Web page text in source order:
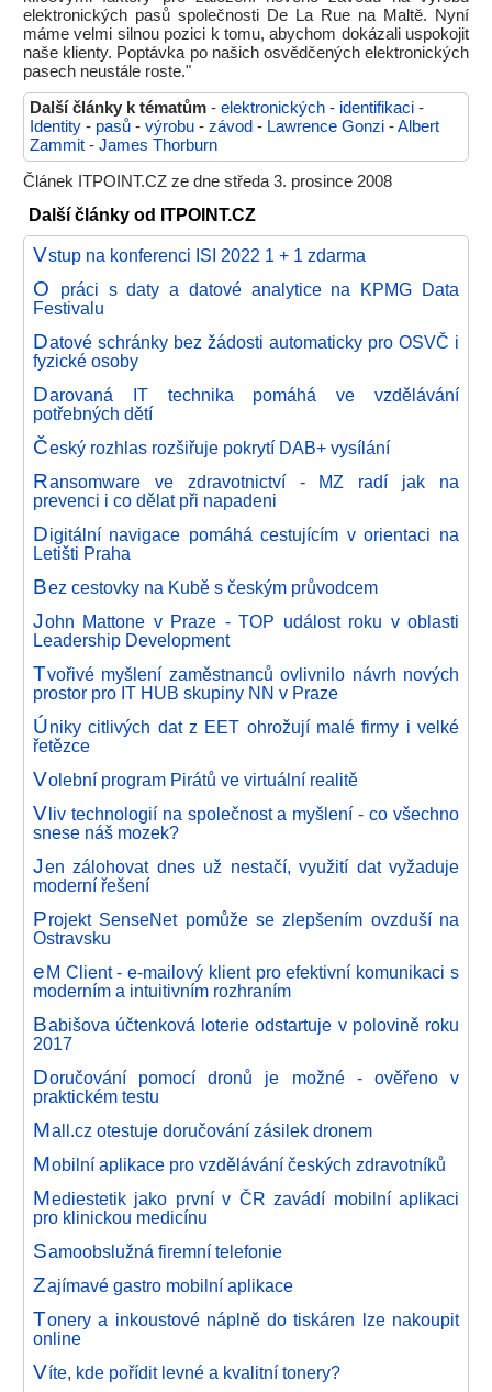
elektronických pasů společnosti De La Rue na Maltě. Nyní
máme velmi silnou pozici k tomu, abychom dokázali uspokojit
naše klienty. Poptávka po našich osvědčených elektronických
pasech neustále roste."
Další články k tématům - elektronických - identifikaci -
Identity - pasů - výrobu - závod - Lawrence Gonzi -Albert
Zammit - James Thorburn
Článek ITPOINT.CZ ze dne středa 3. prosince 2008
Další články od ITPOINT.CZ
Vstup na konferenci ISI 2022 1 + 1 zdarma
O
práci s daty a datové analytice na KPMG Data
Festivalu
Datové schránky bez žádosti automaticky pro OSVČ i
fyzické osoby
Darovaná IT technika pomáhá ve vzdělávání
potřebných dětí
Český rozhlas rozšiřuje pokrytí DAB+ vysílání
Ransomware ve zdravotnictví - MZ radí jak na
prevenci i co dělat při napadeni
Digitální navigace pomáhá cestujícím v orientaci na
Letišti Praha
Bez cestovky na Kubě s českým průvodcem
John Mattone v Praze - TOP událost roku v oblasti
Leadership Development
Tvořivé myšlení zaměstnanců ovlivnilo návrh nových
prostor pro IT HUB skupiny NN v Praze
Úniky citlivých dat z EET ohrožují malé firmy i velké
řetězce
Volební program Pirátů ve virtuální realitě
Vliv technologií na společnost a myšlení - co všechno
snese náš mozek?
Jen zálohovat dnes už nestačí, využití dat vyžaduje
moderní řešení
Projekt SenseNet pomůže se zlepšením ovzduší na
Ostravsku
eM Client - e-mailový klient pro efektivní komunikaci s
moderním a intuitivním rozhraním
Babišova účtenková loterie odstartuje v polovině roku
2017
Doručování pomocí dronů je možné - ověřeno v
praktickém testu
Mall.cz otestuje doručování zásilek dronem
Mobilní aplikace pro vzdělávání českých zdravotníků
Mediestetik jako první v ČR zavádí mobilní aplikaci
pro klinickou medicínu
Samoobslužná firemní telefonie
Zajímavé gastro mobilní aplikace
Tonery a inkoustové náplně do tiskáren lze nakoupit
online
Víte, kde pořídit levné a kvalitní tonery?